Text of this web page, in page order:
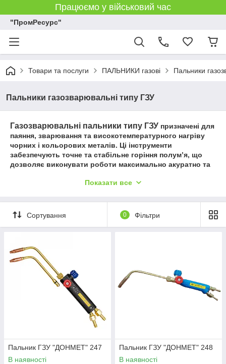
Працюємо у військовий час
"ПромРесурс"
Товари та послуги ПАЛЬНИКИ газові Пальники
Пальники газозварювальні типу ГЗУ
Газозварювальні пальники типу ГЗУ призначені для
паяння, зварювання та високотемпературного нагріву
чорних і кольорових металів. Ці інструменти
забезпечують точне та стабільне горіння полум’я, що
дозволяє виконувати роботи максимально акуратно та
Пальники ГЗУ широко застосовуються у будівництві,
гарантують довговічність інструмента та безпечну
експлуатацію.
Показати все
Сортування 0 Фільтри
Пальник ГЗУ "ДОНМЕТ" 247
В наявності
Пальник ГЗУ "ДОНМЕТ" 248
В наявності